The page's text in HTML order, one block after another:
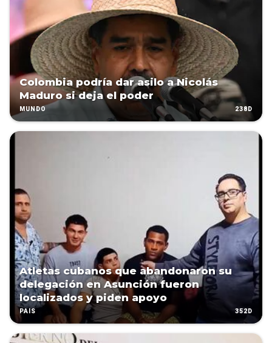
Colombia podría dar asilo a Nicolás
Maduro si deja el poder
MUNDO 238D
Atletas cubanos que abandonaron su
delegación en Asunción fueron
localizados y piden apoyo
PAÍS 352D